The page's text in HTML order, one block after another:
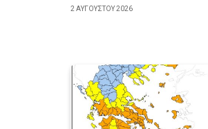
2 ΑΥΓΟΎΣΤΟΥ 2026